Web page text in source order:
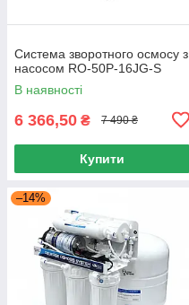
Система зворотного осмосу з
насосом RO-50P-16JG-S
В наявності
6 366,50 ₴ 7 490 ₴
Купити
–14%